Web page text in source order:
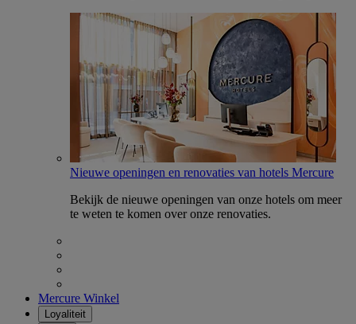
Nieuwe openingen en renovaties van hotels Mercure
Bekijk de nieuwe openingen van onze hotels om meer
te weten te komen over onze renovaties.
Mercure Winkel
Loyaliteit